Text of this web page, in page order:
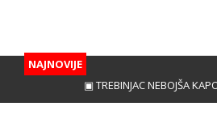
NAJNOVIJE
▣ TREBINJAC NEBOJŠA